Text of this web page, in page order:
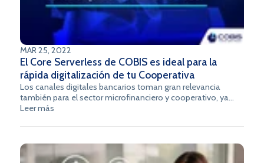
MAR 25, 2022
El Core Serverless de COBIS es ideal para la
rápida digitalización de tu Cooperativa
Los canales digitales bancarios toman gran relevancia
también para el sector microfinanciero y cooperativo, ya
que permiten ofrecer una atención permanente y desde
Serverless de COBIS ayuda a la rápida digitalización de los
tiempo y los costos de este proceso.
Leer más